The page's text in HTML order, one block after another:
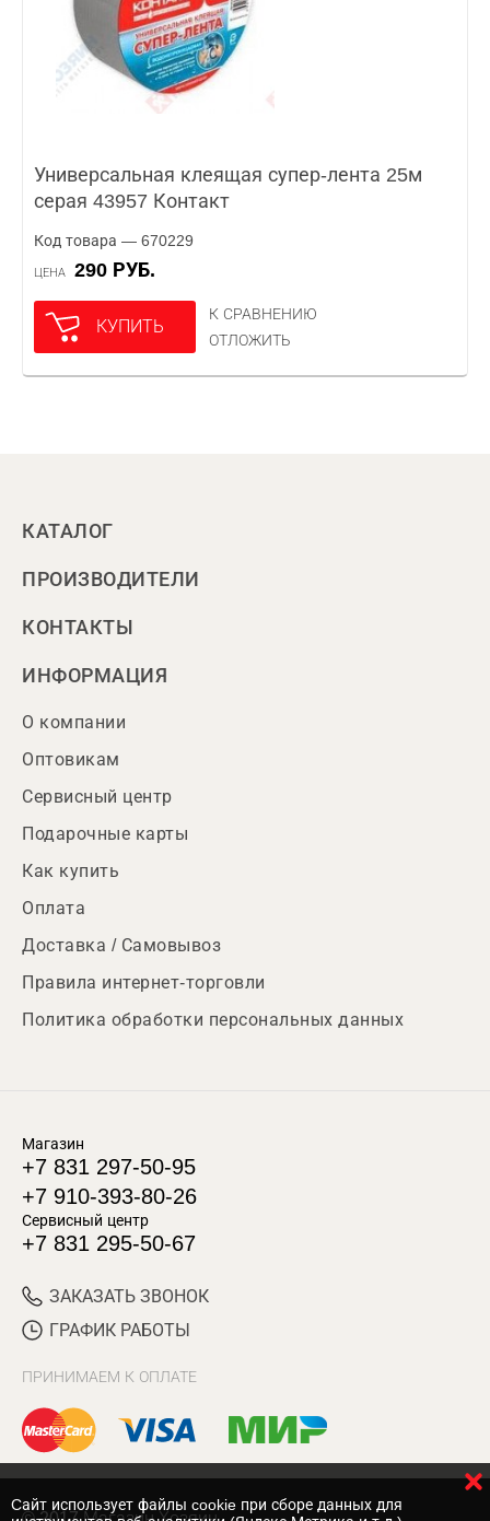
Универсальная клеящая супер-лента 25м
серая 43957 Контакт
Код товара — 670229
ЦЕНА 290 РУБ.
КУПИТЬ
К СРАВНЕНИЮ
ОТЛОЖИТЬ
КАТАЛОГ
ПРОИЗВОДИТЕЛИ
КОНТАКТЫ
ИНФОРМАЦИЯ
О компании
Оптовикам
Сервисный центр
Подарочные карты
Как купить
Оплата
Доставка / Самовывоз
Правила интернет-торговли
Политика обработки персональных данных
Магазин
+7 831 297-50-95
+7 910-393-80-26
Сервисный центр
+7 831 295-50-67
ЗАКАЗАТЬ ЗВОНОК
ГРАФИК РАБОТЫ
ПРИНИМАЕМ К ОПЛАТЕ
Cайт использует файлы cookie при сборе данных для